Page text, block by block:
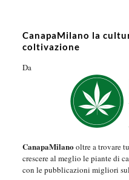
CanapaMilano la
coltivazione
Da
CanapaMilano oltre a trovare
crescere al meglio le piante di
con le pubblicazioni migliori